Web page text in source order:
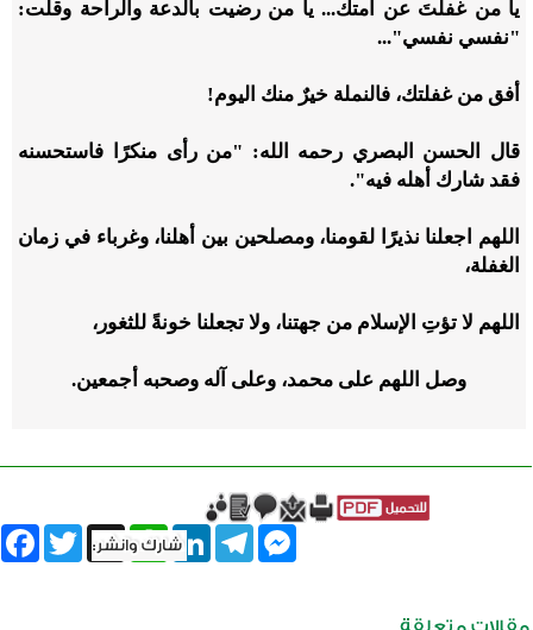
يا من غفلتَ عن أمتك... يا من رضيت بالدعة والراحة وقلت:
"نفسي نفسي"...
أفق من غفلتك، فالنملة خيرٌ منك اليوم!
قال الحسن البصري رحمه الله: "من رأى منكرًا فاستحسنه
فقد شارك أهله فيه".
اللهم اجعلنا نذيرًا لقومنا، ومصلحين بين أهلنا، وغرباء في زمان
الغفلة،
اللهم لا تؤتِ الإسلام من جهتنا، ولا تجعلنا خونةً للثغور،
وصل اللهم على محمد، وعلى آله وصحبه أجمعين.
Twitter X
WhatsAppLinkedInTelegram
Messenger